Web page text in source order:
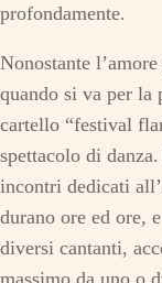
profondamente.
Nonostante
quando si va per la
cartello “festival
spettacolo di
incontri dedicati
durano ore ed ore,
diversi cantanti,